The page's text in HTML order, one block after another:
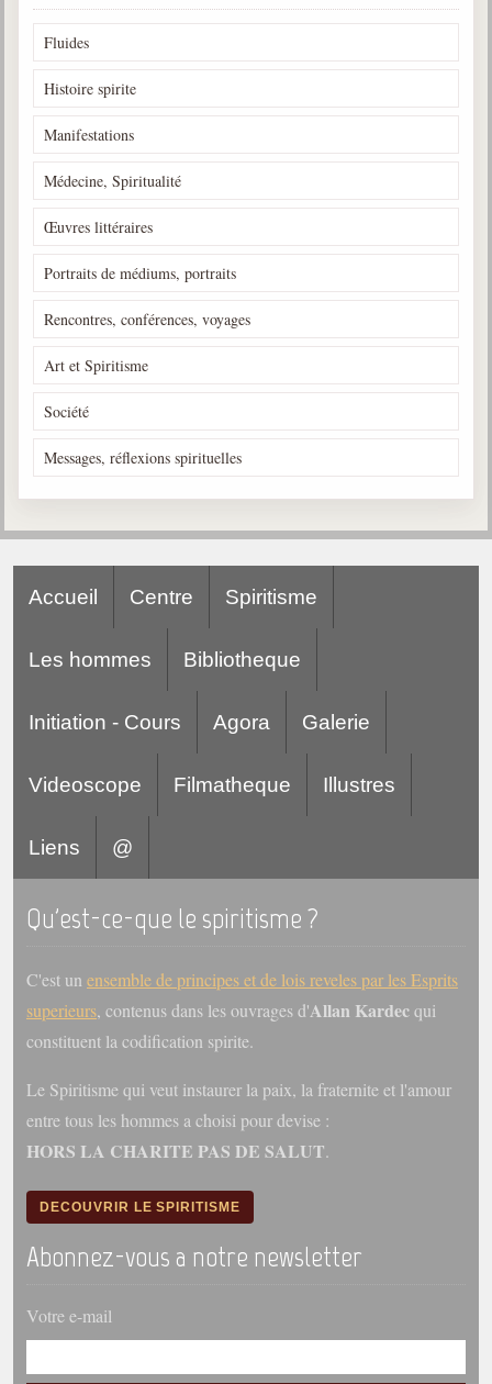
Fluides
Histoire spirite
Manifestations
Médecine, Spiritualité
Œuvres littéraires
Portraits de médiums, portraits
Rencontres, conférences, voyages
Art et Spiritisme
Société
Messages, réflexions spirituelles
Accueil Centre Spiritisme
Les hommes Bibliotheque
Initiation - Cours Agora Galerie
Videoscope Filmatheque Illustres
Liens @
Qu'est-ce-que le spiritisme ?
C'est un ensemble de principes et de lois reveles par les Esprits
superieurs, contenus dans les ouvrages d'Allan Kardecqui
constituent la codification spirite.
Le Spiritisme qui veut instaurer la paix, la fraternite et l'amour
entre tous les hommes a choisi pour devise :
HORS LA CHARITE PAS DE SALUT.
DECOUVRIR LE SPIRITISME
Abonnez-vous a notre newsletter
Votre e-mail